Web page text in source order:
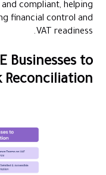
compliant, helping
financial control and
VAT readiness.
Businesses to
Reconciliation